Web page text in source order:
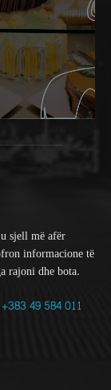
sjell më afër
informacione të
rajoni dhe bota.
+383 49 584 011